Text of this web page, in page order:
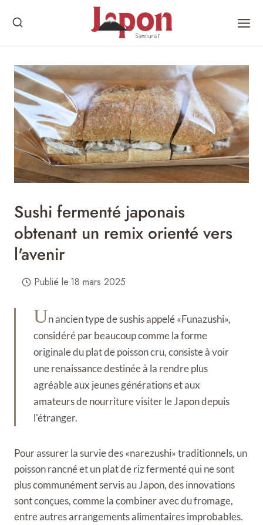
Sushi fermenté japonais
obtenant un remix orienté vers
l'avenir
Publié le 18 mars 2025
Un ancien type de sushis appelé «Funazushi»,
considéré par beaucoup comme la forme
originale du plat de poisson cru, consiste à voir
une renaissance destinée à la rendre plus
agréable aux jeunes générations et aux
amateurs de nourriture visiter le Japon depuis
l'étranger.
Pour assurer la survie des «narezushi» traditionnels, un
poisson rancné et un plat de riz fermenté qui ne sont
plus communément servis au Japon, des innovations
sont conçues, comme la combiner avec du fromage,
entre autres arrangements alimentaires improbables.